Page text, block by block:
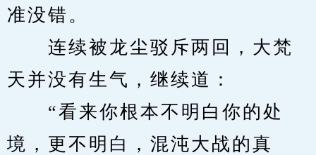
准没错。
连续被龙尘驳斥两回，大梵
天并没有生气，继续道：
“看来你根本不明白你的处
境，更不明白，混沌大战的真